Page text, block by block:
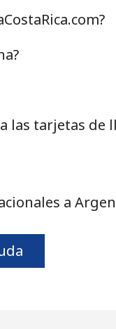
⁦$5⁩
⁦$5⁩
⁦$5⁩
por ⁦$5⁩
las tarjetas de
a